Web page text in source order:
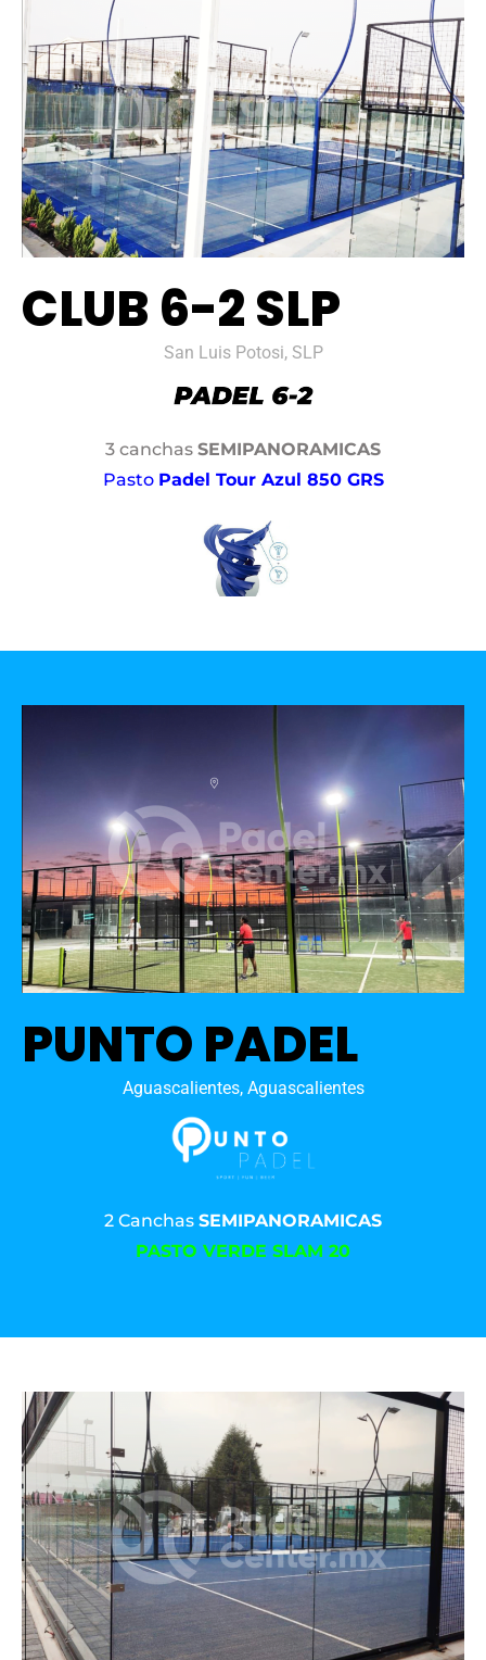
CLUB 6-2 SLP
San Luis Potosi, SLP
3 canchas SEMIPANORAMICAS
Pasto Padel Tour Azul 850 GRS
PUNTO PADEL
Aguascalientes, Aguascalientes
2 Canchas SEMIPANORAMICAS
PASTO VERDE SLAM 20